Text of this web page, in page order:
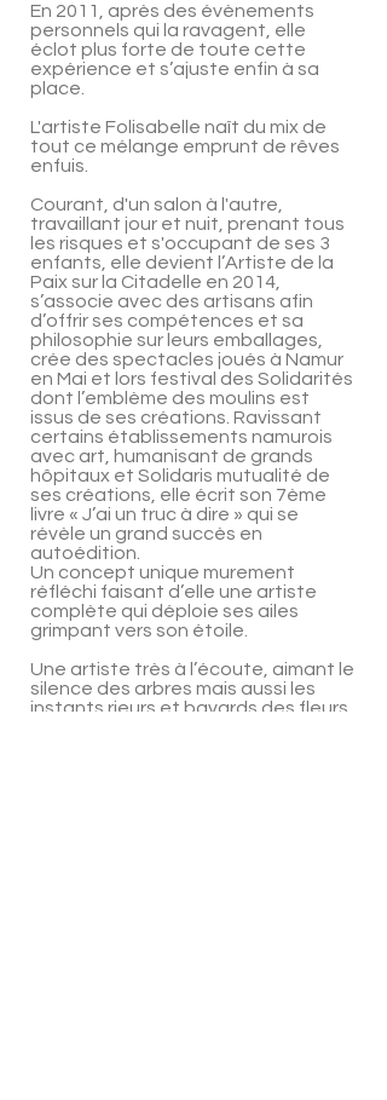
En 2011, après des évènements
personnels qui la ravagent, elle
éclot plus forte de toute cette
expérience et s’ajuste enfin à sa
place.
L'artiste Folisabelle naît du mix de
tout ce mélange emprunt de rêves
enfuis.
Courant, d'un salon à l'autre,
travaillant jour et nuit, prenant tous
les risques et s'occupant de ses 3
enfants, elle devient l’Artiste de la
Paix sur la Citadelle en 2014,
s’associe avec des artisans afin
d’offrir ses compétences et sa
philosophie sur leurs emballages,
crée des spectacles joués à Namur
en Mai et lors festival des Solidarités
dont l’emblème des moulins est
issus de ses créations. Ravissant
certains établissements namurois
avec art, humanisant de grands
hôpitaux et Solidaris mutualité de
ses créations, elle écrit son 7ème
livre « J’ai un truc à dire » qui se
révèle un grand succès en
autoédition.
Un concept unique murement
réfléchi faisant d’elle une artiste
complète qui déploie ses ailes
grimpant vers son étoile.
Une artiste très à l’écoute, aimant le
silence des arbres mais aussi les
instants rieurs et bavards des fleurs.